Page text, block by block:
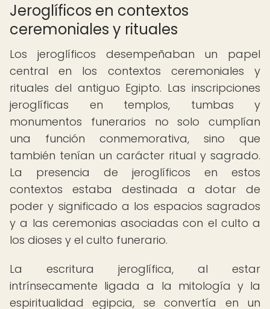
Jeroglíficos en contextos
ceremoniales y rituales
Los jeroglíficos desempeñaban un papel
central en los contextos ceremoniales y
rituales del antiguo Egipto. Las inscripciones
jeroglíficas en templos, tumbas y
monumentos funerarios no solo cumplían
una función conmemorativa, sino que
también tenían un carácter ritual y sagrado.
La presencia de jeroglíficos en estos
contextos estaba destinada a dotar de
poder y significado a los espacios sagrados
y a las ceremonias asociadas con el culto a
los dioses y el culto funerario.
La escritura jeroglífica, al estar
intrínsecamente ligada a la mitología y la
espiritualidad egipcia, se convertía en un